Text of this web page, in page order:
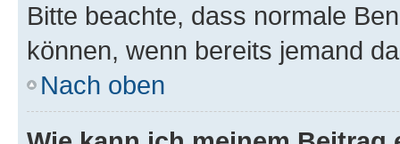
Bitte beachte, dass normale
können, wenn bereits jemand
Nach oben